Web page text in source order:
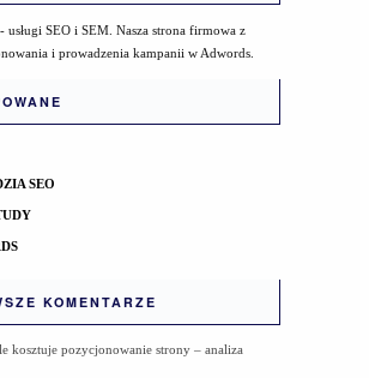
- usługi SEO i SEM. Nasza strona firmowa z
i prowadzenia kampanii w Adwords.
SEO
KOMENTARZE
kosztuje pozycjonowanie strony – analiza